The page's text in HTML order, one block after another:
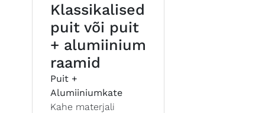
Klassikalised
puit või puit
+ alumiinium
raamid
Puit +
Alumiiniumkate
Kahe materjali